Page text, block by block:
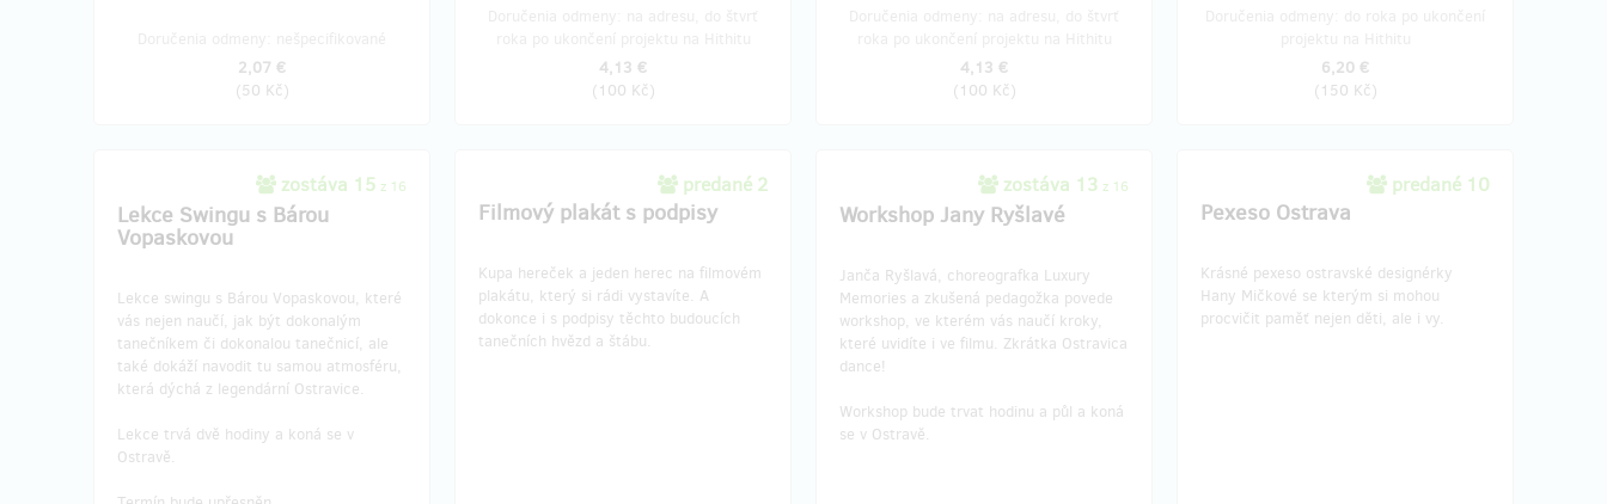
2,07 €
(50 Kč)
4,13 €
(100 Kč)
4,13 €
(100 Kč)
6,20 €
(150 Kč)
zostáva 15 z 16
Lekce Swingu s Bárou
Vopaskovou
Lekce swingu s Bárou Vopaskovou, které
vás nejen naučí, jak být dokonalým
tanečníkem či dokonalou tanečnicí, ale
také dokáží navodit tu samou atmosféru,
která dýchá z legendární Ostravice.
Lekce trvá dvě hodiny a koná se v
Ostravě.
predané 2
Filmový plakát s podpisy
Kupa hereček a jeden herec na filmovém
plakátu, který si rádi vystavíte. A
dokonce i s podpisy těchto budoucích
tanečních hvězd a štábu.
zostáva 13 z 16
Workshop Jany Ryšlavé
Janča Ryšlavá, choreografka Luxury
Memories a zkušená pedagožka povede
workshop, ve kterém vás naučí kroky,
které uvidíte i ve filmu. Zkrátka Ostravica
dance!
Workshop bude trvat hodinu a půl a koná
se v Ostravě.
predané 10
Pexeso Ostrava
Krásné pexeso ostravské designérky
Hany Mičkové se kterým si mohou
procvičit paměť nejen děti, ale i vy.